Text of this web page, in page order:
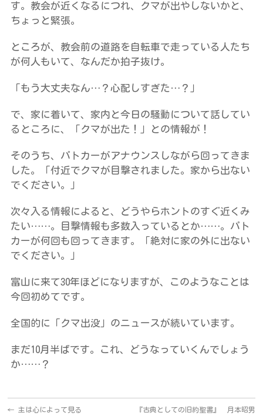
す。教会が近くなるにつれ、クマが出やしないかと、
ちょっと緊張。
ところが、教会前の道路を自転車で走っている人たち
が何人もいて、なんだか拍子抜け。
「もう大丈夫なん…？心配しすぎた…？」
で、家に着いて、家内と今日の騒動について話してい
るところに、「クマが出た！」との情報が！
そのうち、パトカーがアナウンスしながら回ってきま
した。「付近でクマが目撃されました。家から出ない
でください。」
次々入る情報によると、どうやらホントのすぐ近くみ
たい……。目撃情報も多数入っているとか……。パト
カーが何回も回ってきます。「絶対に家の外に出ない
でください。」
富山に来て30年ほどになりますが、このようなことは
今回初めてです。
全国的に「クマ出没」のニュースが続いています。
まだ10月半ばです。これ、どうなっていくんでしょう
か……？
← 主は心によって見る
『古典としての旧約聖書』 月本昭男